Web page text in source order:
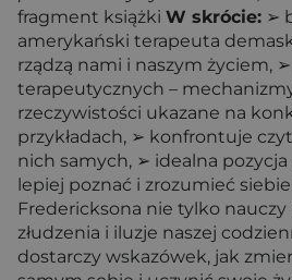
fragment książki W skrócie: ➢
amerykański terapeuta
rządzą nami i naszym życiem,
terapeutycznych –
rzeczywistości ukazane na
przykładach, ➢ konfrontuje
nich samych, ➢ idealna
lepiej poznać i zrozumieć
Fredericksona nie tylko nauczy
złudzenia i iluzje naszej
dostarczy wskazówek, jak